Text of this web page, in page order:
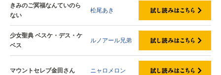
きみのご冥福なんていのら
ない
松尾あき
少女聖典 ベスケ・デス・ケ
ベス
ルノアール兄弟
マウントセレブ金田さん ニャロメロン